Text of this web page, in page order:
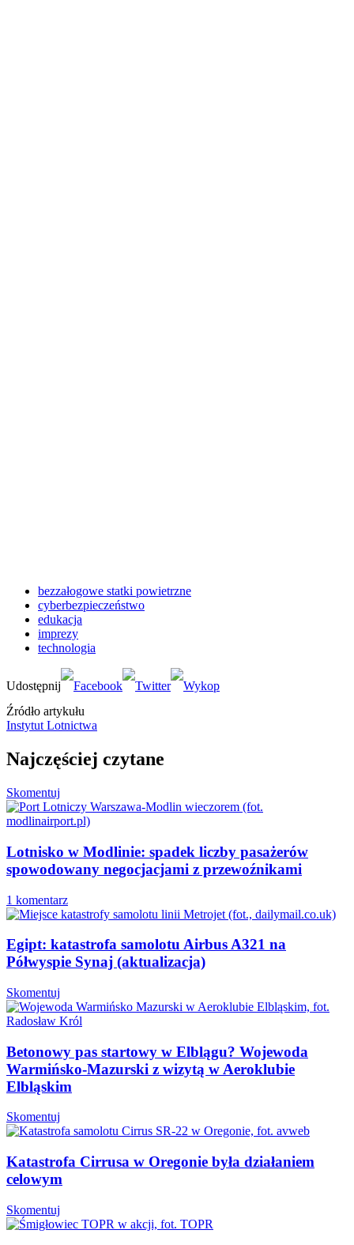
bezzałogowe statki powietrzne
cyberbezpieczeństwo
edukacja
imprezy
technologia
Źródło artykułu
Instytut Lotnictwa
Najczęściej czytane
Skomentuj
Lotnisko w Modlinie: spadek liczby pasażerów
spowodowany negocjacjami z przewoźnikami
1 komentarz
Egipt: katastrofa samolotu Airbus A321 na
Półwyspie Synaj (aktualizacja)
Skomentuj
Betonowy pas startowy w Elblągu? Wojewoda
Warmińsko-Mazurski z wizytą w Aeroklubie
Elbląskim
Skomentuj
Katastrofa Cirrusa w Oregonie była działaniem
celowym
Skomentuj